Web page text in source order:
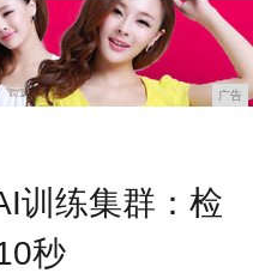
广告
训练集群：检
秒